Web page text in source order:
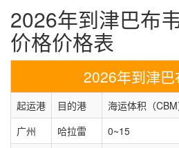
2026年到津巴布
价格价格表
2026年到津
起运港 目的港 海运体积（CBM
广州
哈拉雷 0~15